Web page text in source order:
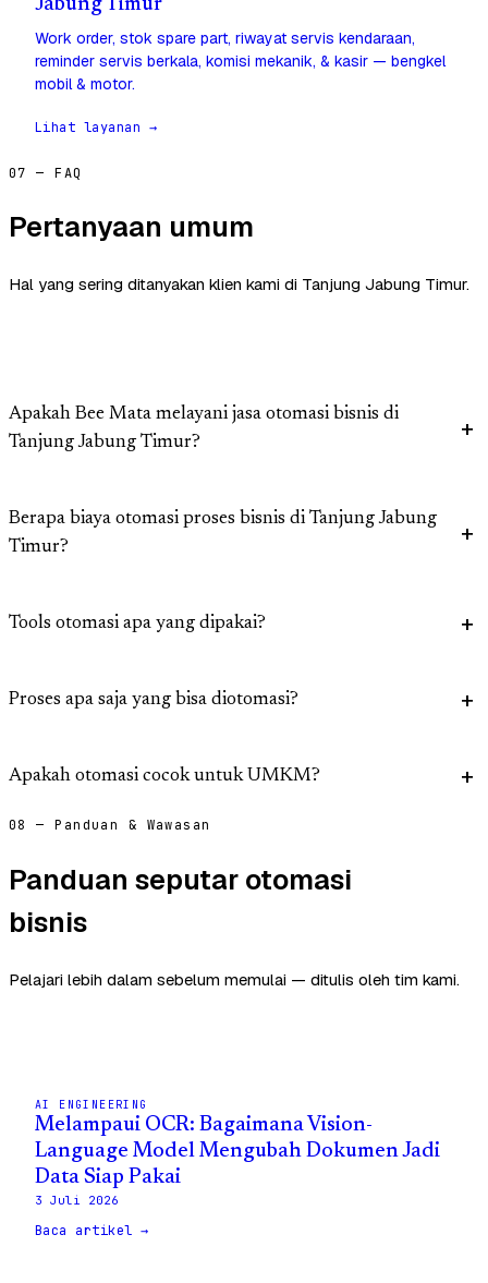
Jabung Timur
Work order, stok spare part, riwayat servis kendaraan,
reminder servis berkala, komisi mekanik, & kasir — bengkel
mobil & motor.
Lihat layanan →
07 — FAQ
Pertanyaan umum
Hal yang sering ditanyakan klien kami di Tanjung Jabung Timur.
Apakah Bee Mata melayani jasa otomasi bisnis di
Tanjung Jabung Timur?
Berapa biaya otomasi proses bisnis di Tanjung Jabung
Timur?
Tools otomasi apa yang dipakai?
Proses apa saja yang bisa diotomasi?
Apakah otomasi cocok untuk UMKM?
08 — Panduan & Wawasan
Panduan seputar otomasi
bisnis
Pelajari lebih dalam sebelum memulai — ditulis oleh tim kami.
AI ENGINEERING
Melampaui OCR: Bagaimana Vision-
Language Model Mengubah Dokumen Jadi
Data Siap Pakai
3 Juli 2026
Baca artikel →